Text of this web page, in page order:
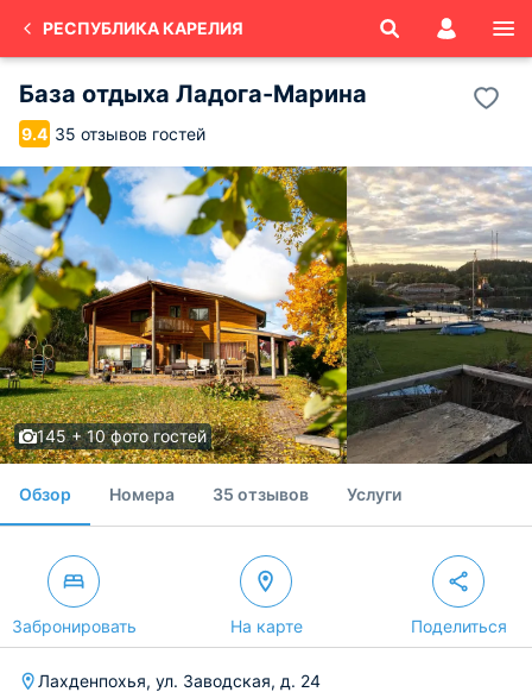
РЕСПУБЛИКА КАРЕЛИЯ
База отдыха Ладога-Марина
9.4 35 отзывов гостей
145 + 10 фото гостей
Обзор Номера 35 отзывов Услуги
Забронировать На карте Поделиться
Лахденпохья, ул. Заводская, д. 24